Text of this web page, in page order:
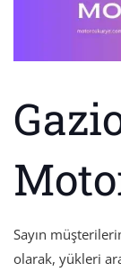
Sayın
olarak, yükleri